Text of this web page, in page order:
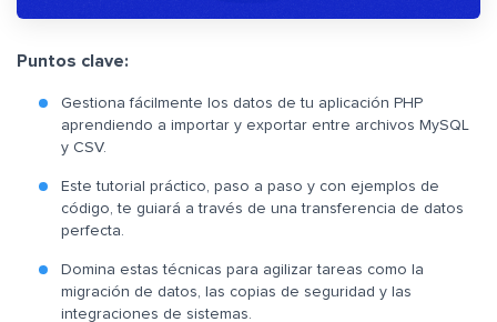
Puntos clave:
Gestiona fácilmente los datos de tu aplicación PHP
aprendiendo a importar y exportar entre archivos MySQL
y CSV.
Este tutorial práctico, paso a paso y con ejemplos de
código, te guiará a través de una transferencia de datos
perfecta.
Domina estas técnicas para agilizar tareas como la
migración de datos, las copias de seguridad y las
integraciones de sistemas.